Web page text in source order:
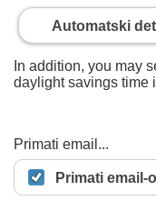
Automatski
In addition, you may
daylight savings time
Primati email...
Primati email-